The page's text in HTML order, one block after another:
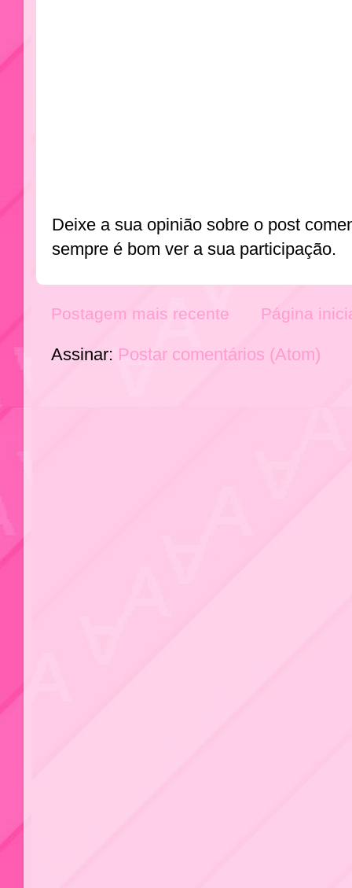
Deixe a sua opinião sobre o post
sempre é bom ver a sua participação.
Postagem mais recente Página
Assinar: Postar comentários (Atom)